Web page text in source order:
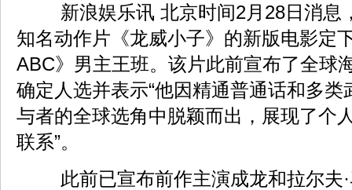
新浪娱乐讯 北京时间2月28日消息
知名动作片《龙威小子》的新版电影定
ABC》男主王班。该片此前宣布了全球
确定人选并表示“他因精通普通话和多类
与者的全球选角中脱颖而出，展现了个
联系”。
此前已宣布前作主演成龙和拉尔夫